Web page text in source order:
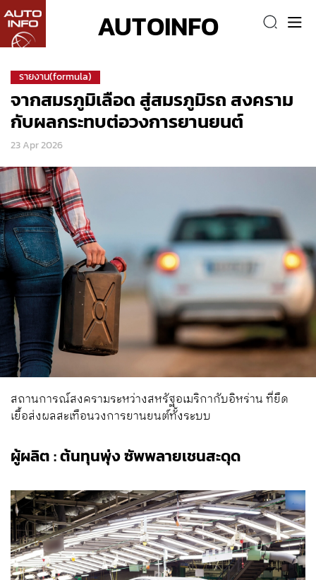
AUTOINFO
รายงาน(formula)
จากสมรภูมิเลือด สู่สมรภูมิรถ สงคราม
กับผลกระทบต่อวงการยานยนต์
23 Apr 2026
สถานการณ์สงครามระหว่างสหรัฐอเมริกากับอิหร่าน ที่ยืด
เยื้อส่งผลสะเทือนวงการยานยนต์ทั้งระบบ
ผู้ผลิต : ต้นทุนพุ่ง ซัพพลายเชนสะดุด